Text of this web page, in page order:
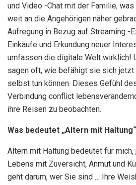
und Video -Chat mit der Familie,
weit an die Angehörigen näher
Aufregung in Bezug auf Streaming -
Einkäufe und Erkundung neuer
umfassen die digitale Welt wirklich!
sagen oft, wie befähigt sie sich jetzt
selbst tun können. Dieses Gefühl
Verbindung conflict
ihre Reisen zu beobachten.
Was bedeutet „Altern mit
Altern mit Haltung bedeutet für
Lebens mit Zuversicht, Anmut und
geht darum, wer Sie sind … Ihre